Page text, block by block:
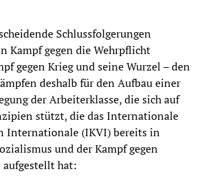
Schlussfolgerungen
Kampf gegen die Wehrpflicht
gegen Krieg und seine Wurzel – den
deshalb für den Aufbau einer
der Arbeiterklasse, die sich auf
stützt, die das Internationale
Internationale (IKVI) bereits in
und der Kampf gegen
aufgestellt hat: